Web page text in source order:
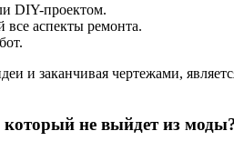
DIY-проектом.
аспекты ремонта.
и заканчивая чертежами,
не выйдет из